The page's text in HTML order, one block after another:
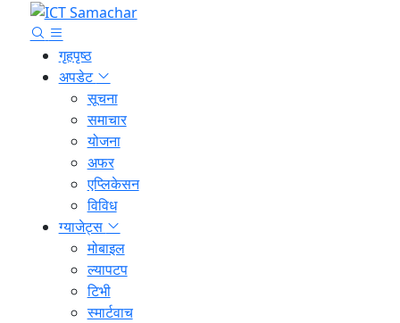
गृहपृष्ठ
अपडेट
सूचना
समाचार
योजना
अफर
एप्लिकेसन
विविध
ग्याजेट्स
मोबाइल
ल्यापटप
टिभी
स्मार्टवाच